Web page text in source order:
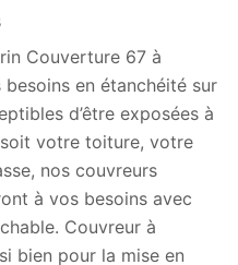
Couverture 67 à
en étanchéité sur
d’être exposées à
soit votre toiture, votre
nos couvreurs
à vos besoins avec
Couvreur à
bien pour la mise en